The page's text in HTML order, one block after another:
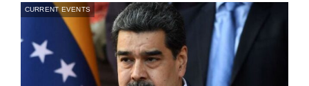
CURRENT EVENTS